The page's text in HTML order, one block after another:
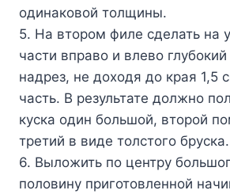
одинаковой толщины.
5. На втором филе сделать на
части вправо и влево
надрез, не доходя до края 1,5
часть. В результате должно
куска один большой, второй
третий в виде толстого бруска.
6. Выложить по центру
половину приготовленной